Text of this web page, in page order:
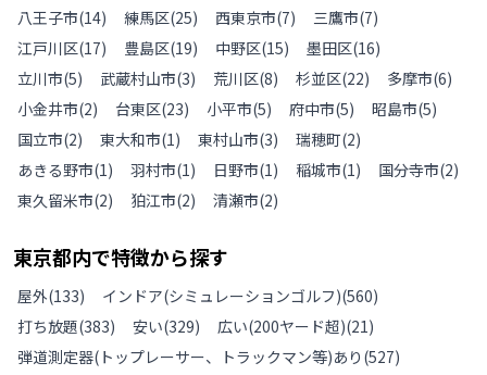
八王子市(14) 練馬区(25) 西東京市(7) 三鷹市(7)
江戸川区(17) 豊島区(19) 中野区(15) 墨田区(16)
立川市(5) 武蔵村山市(3) 荒川区(8) 杉並区(22) 多摩市(6)
小金井市(2) 台東区(23) 小平市(5) 府中市(5) 昭島市(5)
国立市(2) 東大和市(1) 東村山市(3) 瑞穂町(2)
あきる野市(1) 羽村市(1) 日野市(1) 稲城市(1) 国分寺市(2)
東久留米市(2) 狛江市(2) 清瀬市(2)
東京都内で特徴から探す
屋外(133) インドア(シミュレーションゴルフ)(560)
打ち放題(383) 安い(329) 広い(200ヤード超)(21)
弾道測定器(トップレーサー、トラックマン等)あり (527)